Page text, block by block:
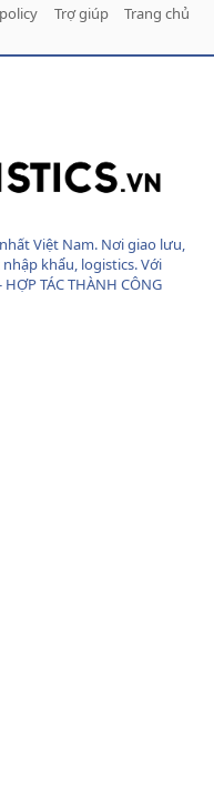
Trợ giúp Trang chủ
Việt Nam. Nơi giao lưu,
khẩu, logistics. Với
TÁC THÀNH CÔNG